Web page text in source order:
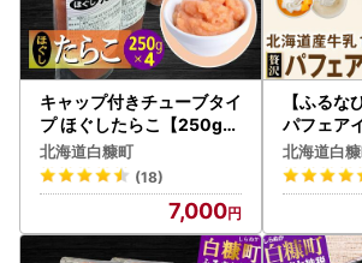
キャップ付きチューブタイ
プ ほぐしたらこ【250g×
4 合計1kg】_I007-0693
北海道白糠町
(18)
7,000
【ふるな
パフェアイス 8個セ
011-
北海道白